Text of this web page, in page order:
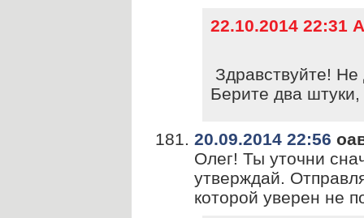
22.10.2014 22:31
Здравствуйте! Не
Берите два
20.09.2014 22:56
Олег! Ты уточни
утверждай.
которой уверен не